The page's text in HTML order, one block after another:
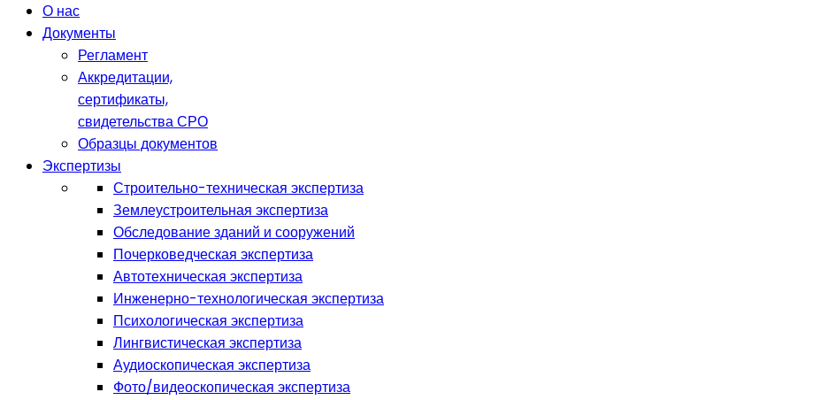
О нас
Документы
Регламент
Аккредитации,
сертификаты,
свидетельства СРО
Образцы документов
Экспертизы
Строительно-техническая экспертиза
Землеустроительная экспертиза
Обследование зданий и сооружений
Почерковедческая экспертиза
Автотехническая экспертиза
Инженерно-технологическая экспертиза
Психологическая экспертиза
Лингвистическая экспертиза
Аудиоскопическая экспертиза
Фото/видеоскопическая экспертиза